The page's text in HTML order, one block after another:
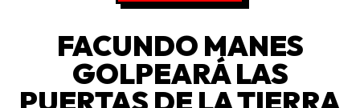
FACUNDO MANES
GOLPEARÁ LAS